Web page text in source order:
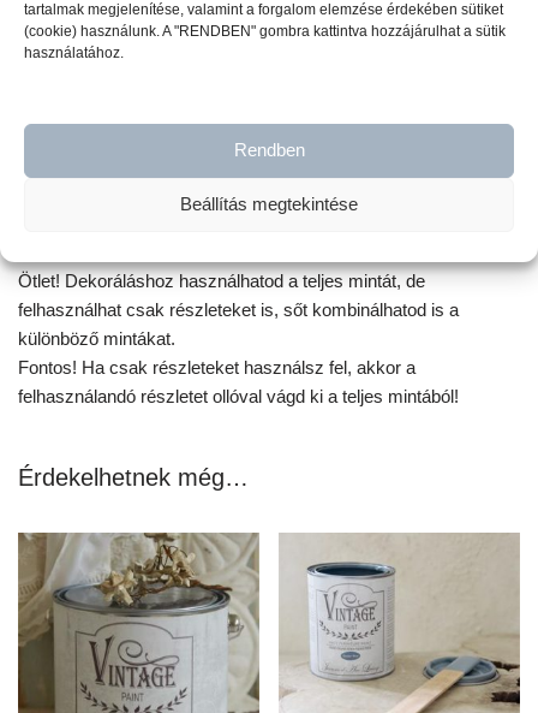
tartalmak megjelenítése, valamint a forgalom elemzése érdekében sütiket
(cookie) használunk. A "RENDBEN" gombra kattintva hozzájárulhat a sütik
használatához.
Rendben
Beállítás megtekintése
4. lépés
Miután a teljes minta átkerült a felületre, egy puha ruhával
óvatosan simitsd át finoman a buborékokat és a minta széleit.
A folyamatot videón is megnézheted, kattide!
Ötlet! Dekoráláshoz használhatod a teljes mintát, de
felhasználhat csak részleteket is, sőt kombinálhatod is a
különböző mintákat.
Fontos! Ha csak részleteket használsz fel, akkor a
felhasználandó részletet ollóval vágd ki a teljes mintából!
Érdekelhetnek még…